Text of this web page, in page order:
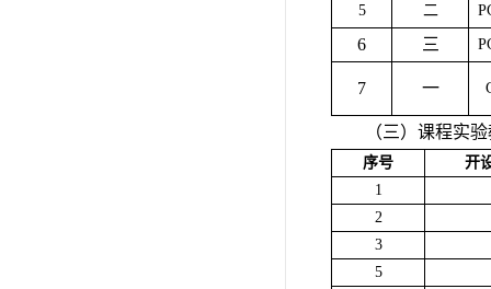
5 二
6 三
7 一
（三）课程实
序号
开
1
2
3
5